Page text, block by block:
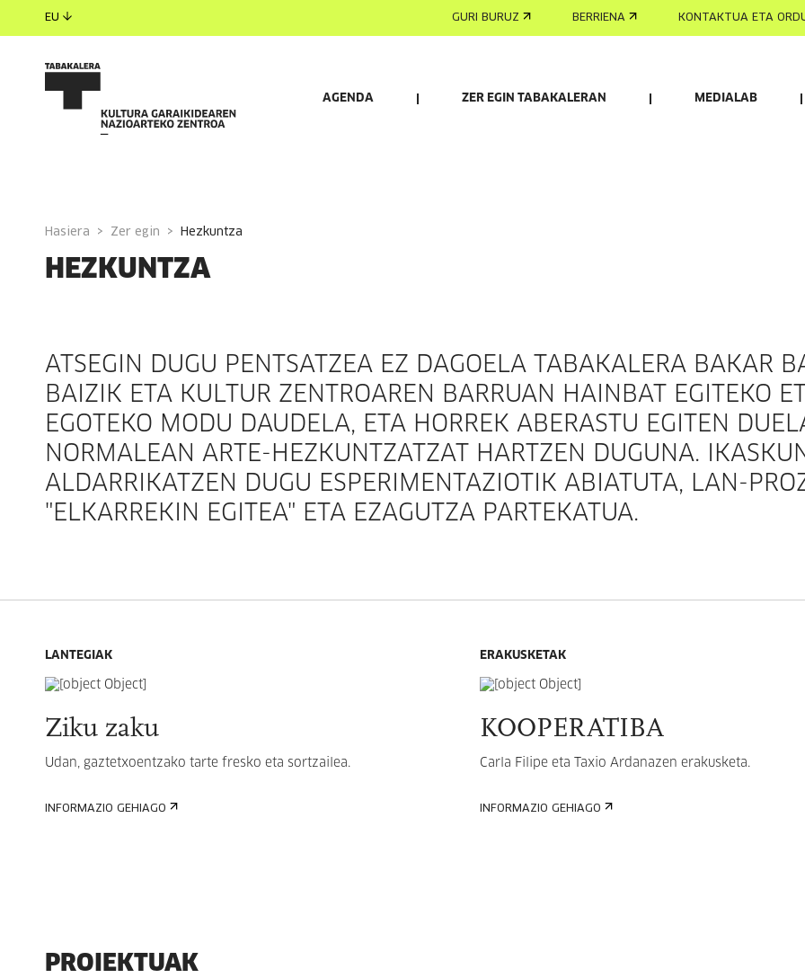
EU GURI BURUZ BERRIENA KONTAKTUA ETA
AGENDA ZER EGIN TABAKALERAN MEDIALAB
Hasiera Zer egin hezkuntza
HEZKUNTZA
ATSEGIN DUGU PENTSATZEA EZ DAGOELA TABAKALERA BAKAR
BAIZIK ETA KULTUR ZENTROAREN BARRUAN HAINBAT EGITEKO
EGOTEKO MODU DAUDELA, ETA HORREK ABERASTU EGITEN
NORMALEAN ARTE-HEZKUNTZATZAT HARTZEN DUGUNA.
ALDARRIKATZEN DUGU ESPERIMENTAZIOTIK ABIATUTA, LAN-
"ELKARREKIN EGITEA" ETA EZAGUTZA PARTEKATUA.
LANTEGIAK
Ziku zaku
Udan, gaztetxoentzako tarte fresko eta sortzailea.
INFORMAZIO GEHIAGO
ERAKUSKETAK
KOOPERATIBA
Carla Filipe eta Taxio Ardanazen erakusketa.
INFORMAZIO GEHIAGO
PROIEKTUAK